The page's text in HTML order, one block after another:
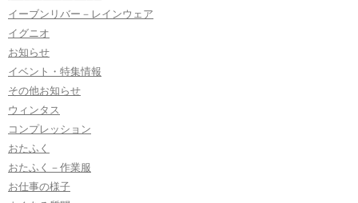
イーブンリバー－レインウェア
イグニオ
お知らせ
イベント・特集情報
その他お知らせ
ウィンタス
コンプレッション
おたふく
おたふく－作業服
お仕事の様子